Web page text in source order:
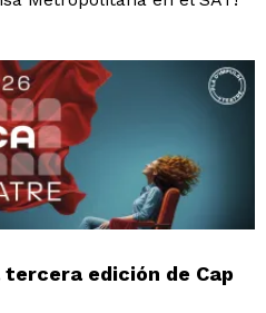
edición de Cap